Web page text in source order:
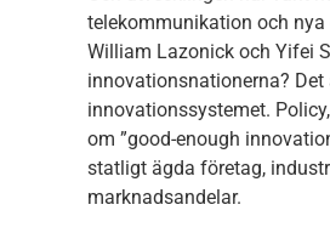
telekommunikation och
William Lazonick och Yifei
innovationsnationerna? Det
innovationssystemet.
om ”good-enough
statligt ägda företag,
marknadsandelar.